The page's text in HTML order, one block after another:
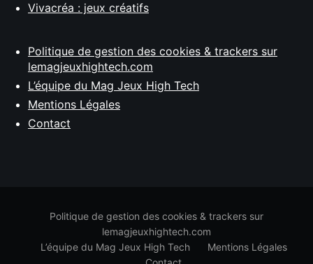
Vivacréa : jeux créatifs
Politique de gestion des cookies & trackers sur
lemagjeuxhightech.com
L’équipe du Mag Jeux High Tech
Mentions Légales
Contact
Politique de gestion des cookies & trackers sur
lemagjeuxhightech.com
L’équipe du Mag Jeux High Tech
Mentions Légales